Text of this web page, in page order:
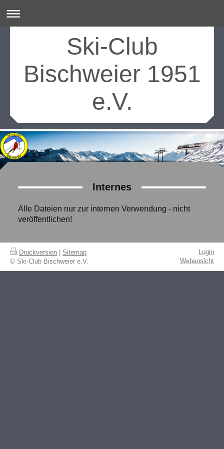
Ski-Club
Bischweier 1951
e.V.
Internes
Alle Dateien nur zur internen Verwendung - nicht
veröffentlichen!
Druckversion
Sitemap
© Ski-Club Bischweier e.V.
Login
Webansicht